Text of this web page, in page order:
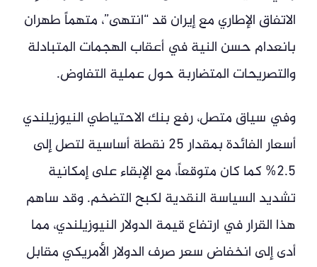
الاتفاق الإطاري مع إيران قد “انتهى”، متهماً طهران
بانعدام حسن النية في أعقاب الهجمات المتبادلة
والتصريحات المتضاربة حول عملية التفاوض.
وفي سياق متصل، رفع بنك الاحتياطي النيوزيلندي
أسعار الفائدة بمقدار 25 نقطة أساسية لتصل إلى
2.5% كما كان متوقعاً، مع الإبقاء على إمكانية
تشديد السياسة النقدية لكبح التضخم. وقد ساهم
هذا القرار في ارتفاع قيمة الدولار النيوزيلندي، مما
أدى إلى انخفاض سعر صرف الدولار الأمريكي مقابل